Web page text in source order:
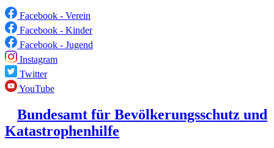
Facebook - Verein
Facebook - Kinder
Facebook - Jugend
Instagram
Twitter
YouTube
Bundesamt für Bevölkerungsschutz und
Katastrophenhilfe